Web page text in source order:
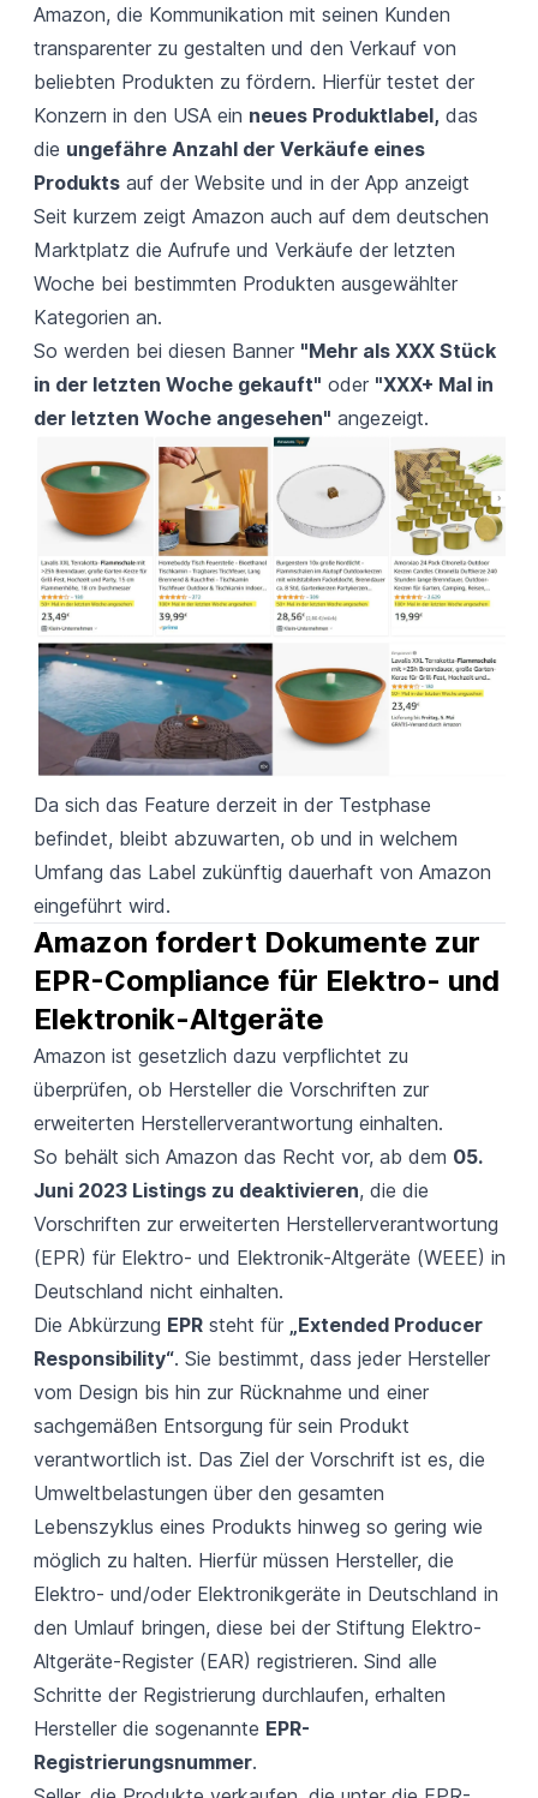
Amazon, die Kommunikation mit seinen Kunden
transparenter zu gestalten und den Verkauf von
beliebten Produkten zu fördern. Hierfür testet der
Konzern in den USA ein neues Produktlabel, das
die ungefähre Anzahl der Verkäufe eines
Produktsauf der Website und in der App anzeigt
Seit kurzem zeigt Amazon auch auf dem deutschen
Marktplatz die Aufrufe und Verkäufe der letzten
Woche bei bestimmten Produkten ausgewählter
Kategorien an.
So werden bei diesen Banner "Mehr als XXX Stück
in der letzten Woche gekauft" oder "XXX+ Mal in
der letzten Woche angesehen" angezeigt.
Da sich das Feature derzeit in der Testphase
befindet, bleibt abzuwarten, ob und in welchem
Umfang das Label zukünftig dauerhaft von Amazon
eingeführt wird.
Amazon fordert Dokumente zur
EPR-Compliance für Elektro- und
Elektronik-Altgeräte
Amazon ist gesetzlich dazu verpflichtet zu
überprüfen, ob Hersteller die Vorschriften zur
erweiterten Herstellerverantwortung einhalten.
So behält sich Amazon das Recht vor, ab dem 05.
Juni 2023 Listings zu deaktivieren, die die
Vorschriften zur erweiterten Herstellerverantwortung
(EPR) für Elektro- und Elektronik-Altgeräte (WEEE) in
Deutschland nicht einhalten.
Die Abkürzung EPRsteht für „Extended Producer
Responsibility“. Sie bestimmt, dass jeder Hersteller
vom Design bis hin zur Rücknahme und einer
sachgemäßen Entsorgung für sein Produkt
verantwortlich ist. Das Ziel der Vorschrift ist es, die
Umweltbelastungen über den gesamten
Lebenszyklus eines Produkts hinweg so gering wie
möglich zu halten. Hierfür müssen Hersteller, die
Elektro- und/oder Elektronikgeräte in Deutschland in
den Umlauf bringen, diese bei der Stiftung Elektro-
Altgeräte-Register (EAR) registrieren. Sind alle
Schritte der Registrierung durchlaufen, erhalten
Hersteller die sogenannte EPR-
Registrierungsnummer.